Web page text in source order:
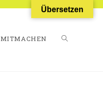
MITMACHEN WEBSITE-
Übersetzen